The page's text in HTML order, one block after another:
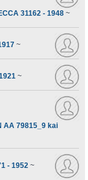
31162 - 1948 ~
~
~
79815_9 kai
- 1952 ~